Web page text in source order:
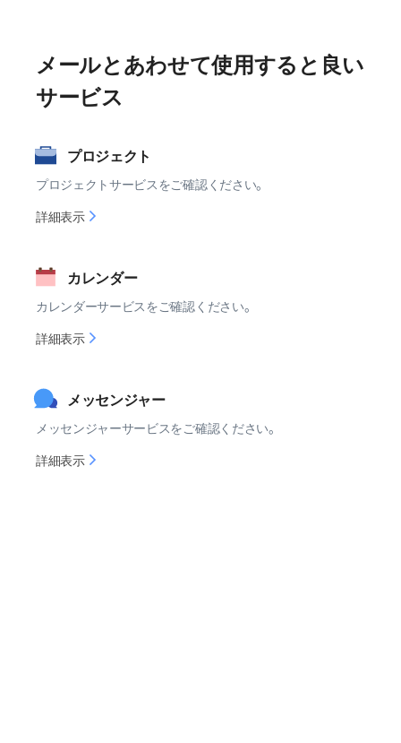
メールとあわせて使用すると良い
サービス
プロジェクト
プロジェクトサービスをご確認ください。
プ
ェ
ク
詳細表示
カレンダー
カレンダーサービスをご確認ください。
カ
ダ
ー
詳細表示
メッセンジャー
メッセンジャーサービスをご確認ください。
メ
詳細表示